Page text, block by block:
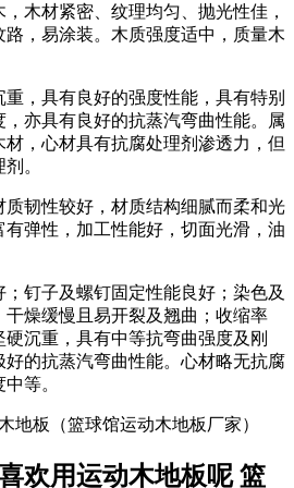
木材紧密、纹理均匀、抛光性佳，
，易涂装。木质强度适中，质量木
，具有良好的强度性能，具有特别
亦具有良好的抗蒸汽弯曲性能。属
，心材具有抗腐处理剂渗透力，但
。
韧性较好，材质结构细腻而柔和光
弹性，加工性能好，切面光滑，油
钉子及螺钉固定性能良好；染色及
燥缓慢且易开裂及翘曲；收缩率
沉重，具有中等抗弯曲强度及刚
的抗蒸汽弯曲性能。心材略无抗腐
等。
欢用运动木地板呢 篮